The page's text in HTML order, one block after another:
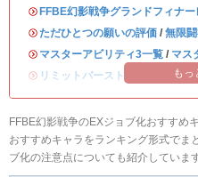
・FFBE幻影戦争グランドフィナ
・ただひとつの願いの評価 / 無限
・ マスターアビリティ3一覧 / マス
・ リミットバースト強化一覧 /全
もっ
FFBE幻影戦争のEXジョブ化おすすめ
おすすめキャラをランキング形式でま
ブ化の注意点についても紹介しています